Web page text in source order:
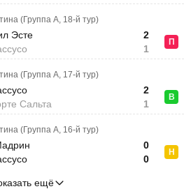
(Группа A, 18-й тур)
Эсте
2
1
П
(Группа A, 17-й тур)
Сальта
2
1
В
(Группа A, 16-й тур)
0
0
Н
ещё